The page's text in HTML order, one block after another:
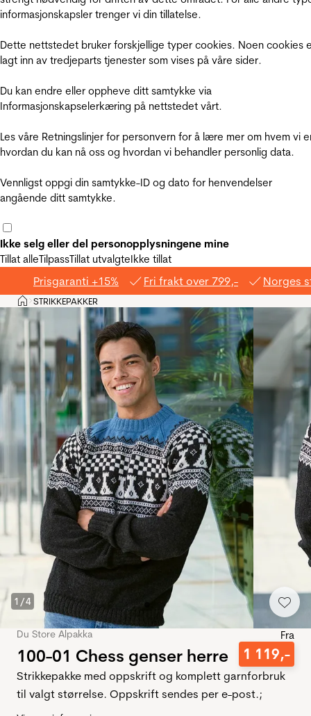
informasjonskapsler trenger vi din tillatelse.
Dette nettstedet bruker forskjellige typer cookies. Noen cookies
lagt inn av tredjeparts tjenester som vises på våre sider.
Du kan endre eller oppheve ditt samtykke via
Informasjonskapselerkæring på nettstedet vårt.
Les våre Retningslinjer for personvern for å lære mer om hvem vi
hvordan du kan nå oss og hvordan vi behandler personlig data.
Vennligst oppgi din samtykke-ID og dato for henvendelser
angående ditt samtykke.
Ikke selg eller del personopplysningene mine
Tillat alleTilpassTillat utvalgteIkke tillat
Prisgaranti +15% Fri frakt over 799,- Norges
Hjem
>STRIKKEPAKKER
1 /4
Du Store Alpakka
100-01 Chess genser herre
Fra
1 119,-
Strikkepakke med oppskrift og komplett garnforbruk
til valgt størrelse. Oppskrift sendes per e-post.;